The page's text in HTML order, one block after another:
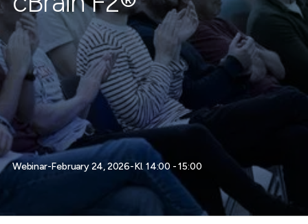
Webinar-February 24, 2026-Kl. 14:00 - 15:00